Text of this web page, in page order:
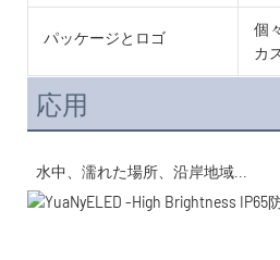
パッケージとロゴ
個
カ
応用